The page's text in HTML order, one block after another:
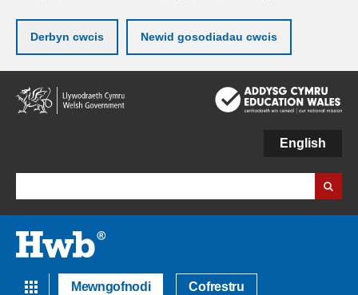
Derbyn cwcis Newid gosodiadau cwcis
Neidio
i'r
prif
English
Mewngofnodi Cofrestru